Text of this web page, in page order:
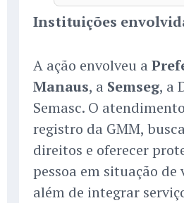
Instituições
A ação envolveu a
Manaus, a Semseg, a
Semasc. O
registro da GMM,
direitos e oferecer
pessoa em situação
além de integrar